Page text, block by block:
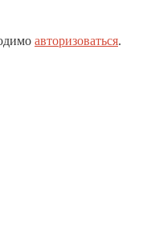
авторизоваться.